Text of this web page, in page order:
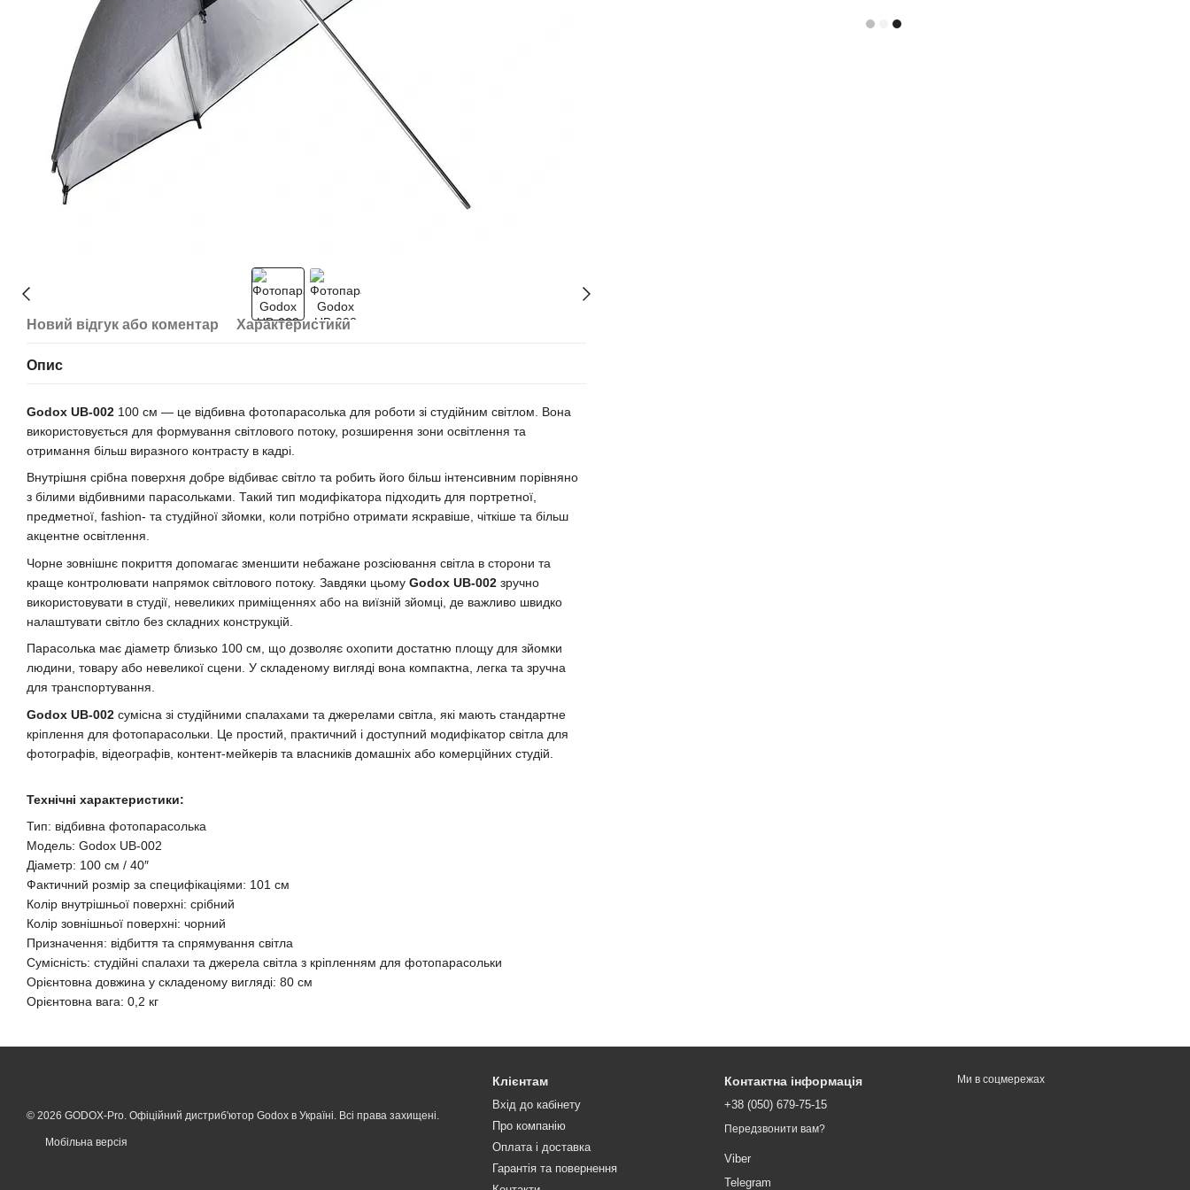
Новий відгук або коментар Характеристики
Опис
Godox UB-002 100 см — це відбивна фотопарасолька для роботи зі студійним світлом. Вона
використовується для формування світлового потоку, розширення зони освітлення та
отримання більш виразного контрасту в кадрі.
Внутрішня срібна поверхня добре відбиває світло та робить його більш інтенсивним порівняно
з білими відбивними парасольками. Такий тип модифікатора підходить для портретної,
предметної, fashion- та студійної зйомки, коли потрібно отримати яскравіше, чіткіше та більш
акцентне освітлення.
Чорне зовнішнє покриття допомагає зменшити небажане розсіювання світла в сторони та
краще контролювати напрямок світлового потоку. Завдяки цьому Godox UB-002 зручно
використовувати в студії, невеликих приміщеннях або на виїзній зйомці, де важливо швидко
налаштувати світло без складних конструкцій.
Парасолька має діаметр близько 100 см, що дозволяє охопити достатню площу для зйомки
людини, товару або невеликої сцени. У складеному вигляді вона компактна, легка та зручна
для транспортування.
Godox UB-002 сумісна зі студійними спалахами та джерелами світла, які мають стандартне
кріплення для фотопарасольки. Це простий, практичний і доступний модифікатор світла для
фотографів, відеографів, контент-мейкерів та власників домашніх або комерційних студій.
Технічні характеристики:
Тип: відбивна фотопарасолька
Модель: Godox UB-002
Діаметр: 100 см / 40″
Фактичний розмір за специфікаціями: 101 см
Колір внутрішньої поверхні: срібний
Колір зовнішньої поверхні: чорний
Призначення: відбиття та спрямування світла
Сумісність: студійні спалахи та джерела світла з кріпленням для фотопарасольки
Орієнтовна довжина у складеному вигляді: 80 см
Орієнтовна вага: 0,2 кг
© 2026 GODOX-Pro. Офіційний дистриб'ютор Godox в Україні. Всі права захищені.
Мобільна версія
Клієнтам
Вхід до кабінету
Про компанію
Оплата і доставка
Гарантія та повернення
Контактна інформація
+38 (050) 679-75-15
Передзвонити вам?
Viber
Telegram
Ми в соцмережах